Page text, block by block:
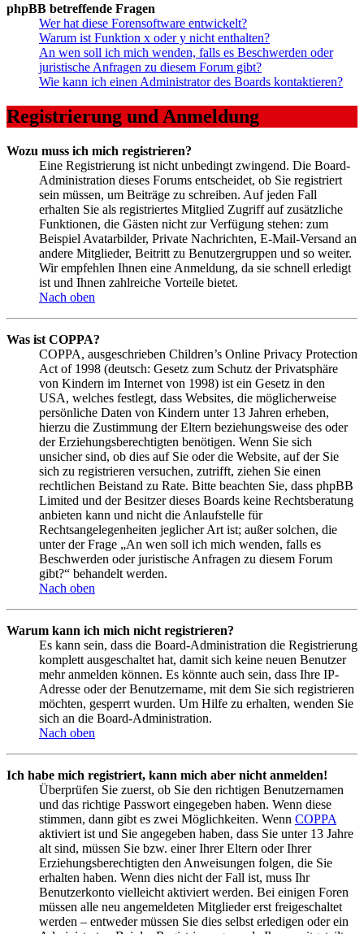
phpBB betreffende Fragen
Wer hat diese Forensoftware entwickelt?
Warum ist Funktion x oder y nicht enthalten?
An wen soll ich mich wenden, falls es Beschwerden oder
juristische Anfragen zu diesem Forum gibt?
Wie kann ich einen Administrator des Boards kontaktieren?
Registrierung und Anmeldung
Wozu muss ich mich registrieren?
Eine Registrierung ist nicht unbedingt zwingend. Die Board-
Administration dieses Forums entscheidet, ob Sie registriert
sein müssen, um Beiträge zu schreiben. Auf jeden Fall
erhalten Sie als registriertes Mitglied Zugriff auf zusätzliche
Funktionen, die Gästen nicht zur Verfügung stehen: zum
Beispiel Avatarbilder, Private Nachrichten, E-Mail-Versand an
andere Mitglieder, Beitritt zu Benutzergruppen und so weiter.
Wir empfehlen Ihnen eine Anmeldung, da sie schnell erledigt
ist und Ihnen zahlreiche Vorteile bietet.
Nach oben
Was ist COPPA?
COPPA, ausgeschrieben Children’s Online Privacy Protection
Act of 1998 (deutsch: Gesetz zum Schutz der Privatsphäre
von Kindern im Internet von 1998) ist ein Gesetz in den
USA, welches festlegt, dass Websites, die möglicherweise
persönliche Daten von Kindern unter 13 Jahren erheben,
hierzu die Zustimmung der Eltern beziehungsweise des oder
der Erziehungsberechtigten benötigen. Wenn Sie sich
unsicher sind, ob dies auf Sie oder die Website, auf der Sie
sich zu registrieren versuchen, zutrifft, ziehen Sie einen
rechtlichen Beistand zu Rate. Bitte beachten Sie, dass phpBB
Limited und der Besitzer dieses Boards keine Rechtsberatung
anbieten kann und nicht die Anlaufstelle für
Rechtsangelegenheiten jeglicher Art ist; außer solchen, die
unter der Frage „An wen soll ich mich wenden, falls es
Beschwerden oder juristische Anfragen zu diesem Forum
gibt?“ behandelt werden.
Nach oben
Warum kann ich mich nicht registrieren?
Es kann sein, dass die Board-Administration die Registrierung
komplett ausgeschaltet hat, damit sich keine neuen Benutzer
mehr anmelden können. Es könnte auch sein, dass Ihre IP-
Adresse oder der Benutzername, mit dem Sie sich registrieren
möchten, gesperrt wurden. Um Hilfe zu erhalten, wenden Sie
sich an die Board-Administration.
Nach oben
Ich habe mich registriert, kann mich aber nicht anmelden!
Überprüfen Sie zuerst, ob Sie den richtigen Benutzernamen
und das richtige Passwort eingegeben haben. Wenn diese
stimmen, dann gibt es zwei Möglichkeiten. Wenn COPPA
aktiviert ist und Sie angegeben haben, dass Sie unter 13 Jahre
alt sind, müssen Sie bzw. einer Ihrer Eltern oder Ihrer
Erziehungsberechtigten den Anweisungen folgen, die Sie
erhalten haben. Wenn dies nicht der Fall ist, muss Ihr
Benutzerkonto vielleicht aktiviert werden. Bei einigen Foren
müssen alle neu angemeldeten Mitglieder erst freigeschaltet
werden – entweder müssen Sie dies selbst erledigen oder ein